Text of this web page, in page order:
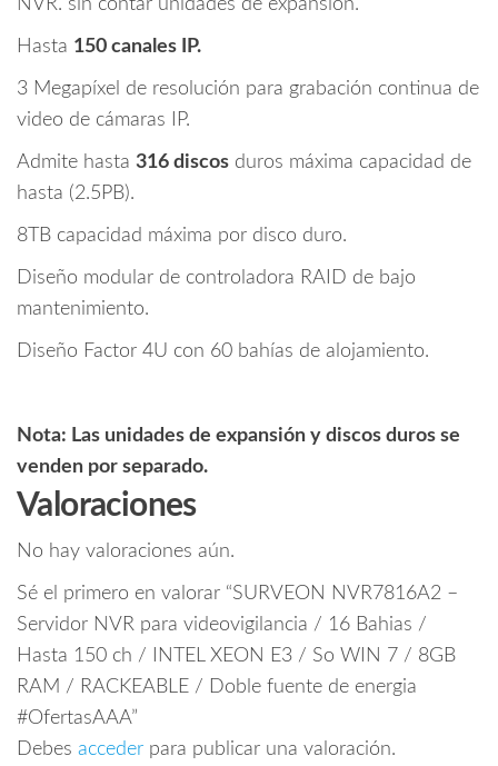
NVR. sin contar unidades de expansión.
Hasta 150 canales IP.
3 Megapíxel de resolución para grabación continua de
video de cámaras IP.
Admite hasta 316 discos duros máxima capacidad de
hasta (2.5PB).
8TB capacidad máxima por disco duro.
Diseño modular de controladora RAID de bajo
mantenimiento.
Diseño Factor 4U con 60 bahías de alojamiento.
Nota: Las unidades de expansión y discos duros se
venden por separado.
Valoraciones
No hay valoraciones aún.
Sé el primero en valorar “SURVEON NVR7816A2 –
Servidor NVR para videovigilancia / 16 Bahias /
Hasta 150 ch / INTEL XEON E3 / So WIN 7 / 8GB
RAM / RACKEABLE / Doble fuente de energia
#OfertasAAA”
Debes acceder para publicar una valoración.